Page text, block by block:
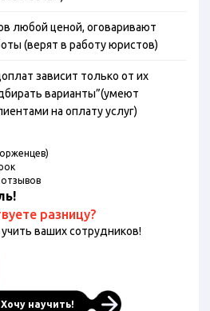
любой ценой, оговаривают
(верят в работу юристов)
зависит только от их
варианты”(умеют
на оплату услуг)
разницу?
ваших сотрудников!
Хочу научить!